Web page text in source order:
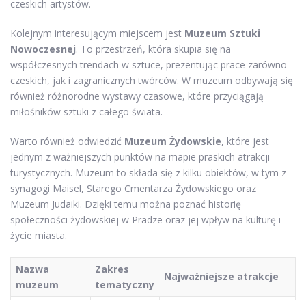
czeskich artystów.
Kolejnym interesującym miejscem jest Muzeum Sztuki
Nowoczesnej. To przestrzeń, która skupia się na
współczesnych trendach w sztuce, prezentując prace zarówno
czeskich, jak i zagranicznych twórców. W muzeum odbywają się
również różnorodne wystawy czasowe, które przyciągają
miłośników sztuki z całego świata.
Warto również odwiedzić Muzeum Żydowskie, które jest
jednym z ważniejszych punktów na mapie praskich atrakcji
turystycznych. Muzeum to składa się z kilku obiektów, w tym z
synagogi Maisel, Starego Cmentarza Żydowskiego oraz
Muzeum Judaiki. Dzięki temu można poznać historię
społeczności żydowskiej w Pradze oraz jej wpływ na kulturę i
życie miasta.
Nazwa
muzeum
Zakres
tematyczny
Najważniejsze atrakcje